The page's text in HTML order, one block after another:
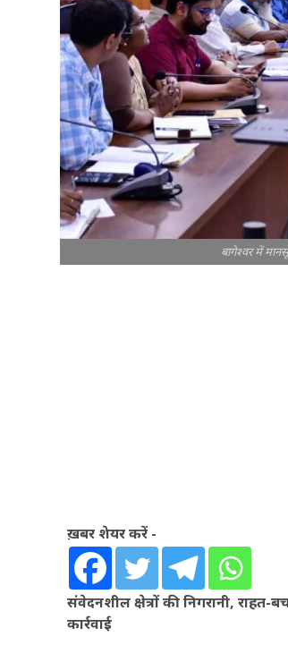
बागेश्वर में
ख़बर शेयर करें -
संवेदनशील क्षेत्रों की निगरानी,
कार्रवाई